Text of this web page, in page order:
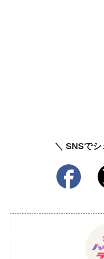
＼ SNSで